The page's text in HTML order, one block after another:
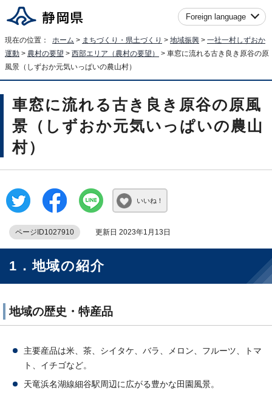
Foreign language
現在の位置： ホーム > まちづくり・県土づくり > 地域振興 > 一社一村しずおか
運動 > 農村の要望 > 西部エリア（農村の要望）
> 車窓に流れる古き良き原谷の原
風景（しずおか元気いっぱいの農山村）
車窓に流れる古き良き原谷の原風
景（しずおか元気いっぱいの農山
村）
いいね！
ページID1027910 更新日 2023年1月13日
1．地域の紹介
地域の歴史・特産品
主要産品は米、茶、シイタケ、バラ、メロン、フルーツ、トマ
ト、イチゴなど。
天竜浜名湖線細谷駅周辺に広がる豊かな田園風景。